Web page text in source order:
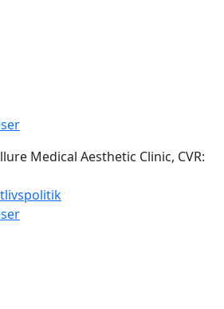
Medical Aesthetic Clinic, CVR: